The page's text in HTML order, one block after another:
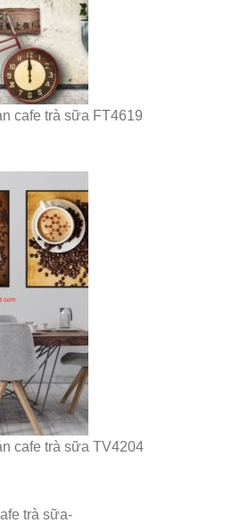
cafe trà sữa FT4619
cafe trà sữa TV4204